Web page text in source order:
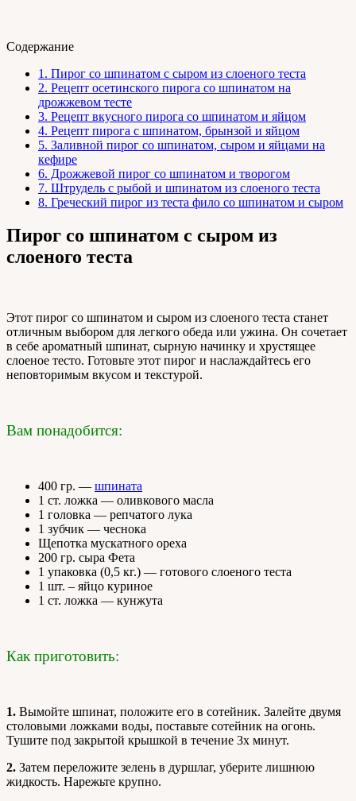
Содержание
1. Пирог со шпинатом с сыром из слоеного теста
2. Рецепт осетинского пирога со шпинатом на
дрожжевом тесте
3. Рецепт вкусного пирога со шпинатом и яйцом
4. Рецепт пирога с шпинатом, брынзой и яйцом
5. Заливной пирог со шпинатом, сыром и яйцами на
кефире
6. Дрожжевой пирог со шпинатом и творогом
7. Штрудель с рыбой и шпинатом из слоеного теста
8. Греческий пирог из теста фило со шпинатом и сыром
Пирог со шпинатом с сыром из
слоеного теста
Этот пирог со шпинатом и сыром из слоеного теста станет
отличным выбором для легкого обеда или ужина. Он сочетает
в себе ароматный шпинат, сырную начинку и хрустящее
слоеное тесто. Готовьте этот пирог и наслаждайтесь его
неповторимым вкусом и текстурой.
Вам понадобится:
400 гр. — шпината
1 ст. ложка — оливкового масла
1 головка — репчатого лука
1 зубчик — чеснока
Щепотка мускатного ореха
200 гр. сыра Фета
1 упаковка (0,5 кг.) — готового слоеного теста
1 шт. – яйцо куриное
1 ст. ложка — кунжута
Как приготовить:
1. Вымойте шпинат, положите его в сотейник. Залейте двумя
столовыми ложками воды, поставьте сотейник на огонь.
Тушите под закрытой крышкой в течение 3х минут.
2. Затем переложите зелень в дуршлаг, уберите лишнюю
жидкость. Нарежьте крупно.